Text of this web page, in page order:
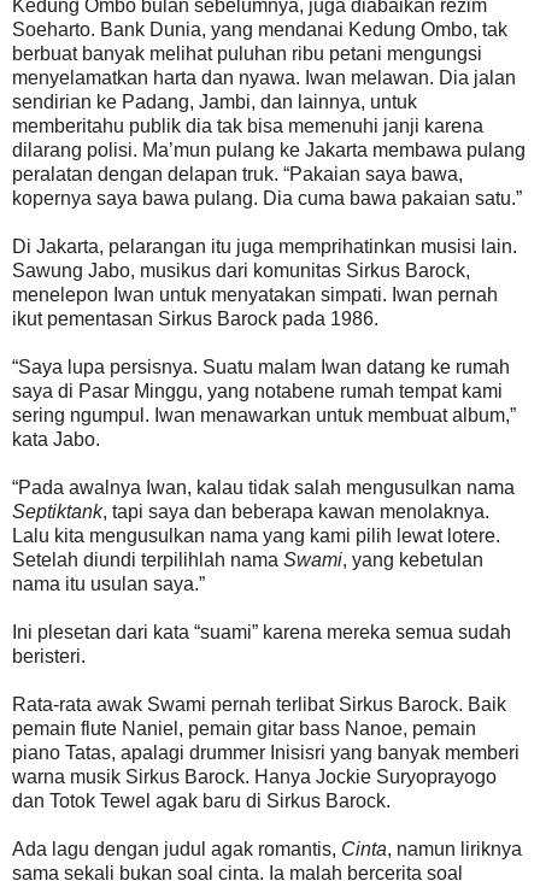
Kedung Ombo bulan sebelumnya, juga diabaikan rezim
Soeharto. Bank Dunia, yang mendanai Kedung Ombo, tak
berbuat banyak melihat puluhan ribu petani mengungsi
menyelamatkan harta dan nyawa. Iwan melawan. Dia jalan
sendirian ke Padang, Jambi, dan lainnya, untuk
memberitahu publik dia tak bisa memenuhi janji karena
dilarang polisi. Ma’mun pulang ke Jakarta membawa pulang
peralatan dengan delapan truk. “Pakaian saya bawa,
kopernya saya bawa pulang. Dia cuma bawa pakaian satu.”
Di Jakarta, pelarangan itu juga memprihatinkan musisi lain.
Sawung Jabo, musikus dari komunitas Sirkus Barock,
menelepon Iwan untuk menyatakan simpati. Iwan pernah
ikut pementasan Sirkus Barock pada 1986.
“Saya lupa persisnya. Suatu malam Iwan datang ke rumah
saya di Pasar Minggu, yang notabene rumah tempat kami
sering ngumpul. Iwan menawarkan untuk membuat album,”
kata Jabo.
“Pada awalnya Iwan, kalau tidak salah mengusulkan nama
Septiktank, tapi saya dan beberapa kawan menolaknya.
Lalu kita mengusulkan nama yang kami pilih lewat lotere.
Setelah diundi terpilihlah nama Swami, yang kebetulan
nama itu usulan saya.”
Ini plesetan dari kata “suami” karena mereka semua sudah
beristeri.
Rata-rata awak Swami pernah terlibat Sirkus Barock. Baik
pemain flute Naniel, pemain gitar bass Nanoe, pemain
piano Tatas, apalagi drummer Inisisri yang banyak memberi
warna musik Sirkus Barock. Hanya Jockie Suryoprayogo
dan Totok Tewel agak baru di Sirkus Barock.
Ada lagu dengan judul agak romantis, Cinta, namun liriknya
sama sekali bukan soal cinta. Ia malah bercerita soal